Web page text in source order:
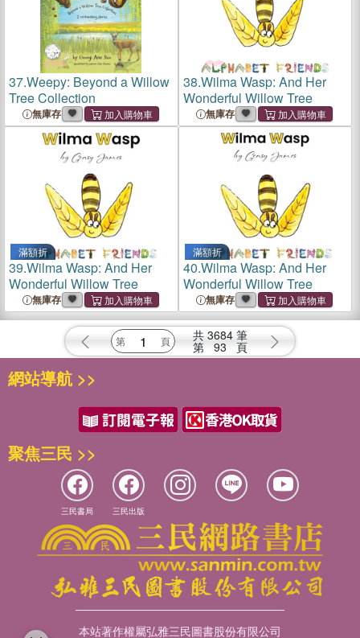
37.Weepy: Beyond a Willow
Tree Collection
無庫存
38.Wilma Wasp: And Her
Wonderful Willow Tree
無庫存
滿額折
39.Wilma Wasp: And Her
Wonderful Willow Tree
無庫存
滿額折
40.Wilma Wasp: And Her
Wonderful Willow Tree
無庫存
共 3684 筆
第 93 頁
網站導航 >>
聚焦三民 >>
三民書局 三民出版
本站著作權屬弘雅三民圖書股份有限公司